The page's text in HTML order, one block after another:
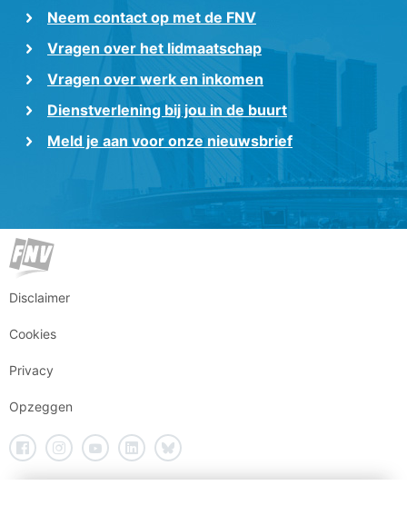
Neem contact op met de FNV
Vragen over het lidmaatschap
Vragen over werk en inkomen
Dienstverlening bij jou in de buurt
Meld je aan voor onze nieuwsbrief
Disclaimer
Cookies
Privacy
Opzeggen